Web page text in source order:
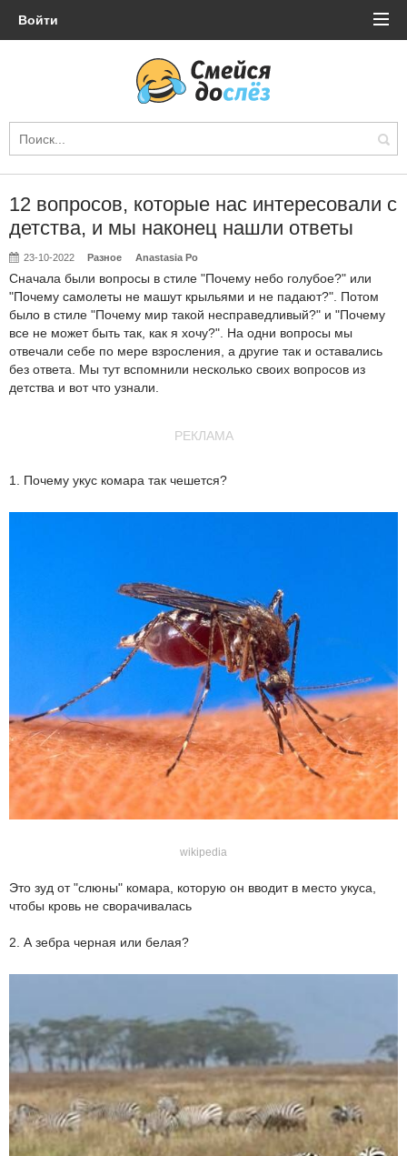
Войти
12 вопросов, которые нас интересовали с
детства, и мы наконец нашли ответы
23-10-2022 Разное Anastasia Po
Сначала были вопросы в стиле "Почему небо голубое?" или
"Почему самолеты не машут крыльями и не падают?". Потом
было в стиле "Почему мир такой несправедливый?" и "Почему
все не может быть так, как я хочу?". На одни вопросы мы
отвечали себе по мере взросления, а другие так и оставались
без ответа. Мы тут вспомнили несколько своих вопросов из
детства и вот что узнали.
РЕКЛАМА
1. Почему укус комара так чешется?
wikipedia
Это зуд от "слюны" комара, которую он вводит в место укуса,
чтобы кровь не сворачивалась
2. А зебра черная или белая?